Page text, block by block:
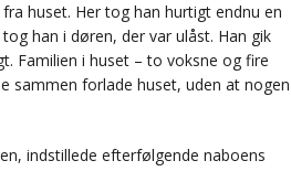
huset. Her tog han hurtigt endnu en
han i døren, der var ulåst. Han gik
Familien i huset – to voksne og fire
sammen forlade huset, uden at nogen
indstillede efterfølgende naboens